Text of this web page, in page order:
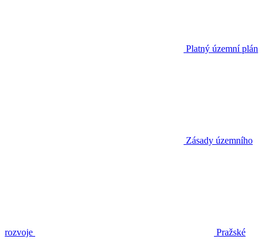
Platný územní plán
Zásady územního
rozvoje Pražské